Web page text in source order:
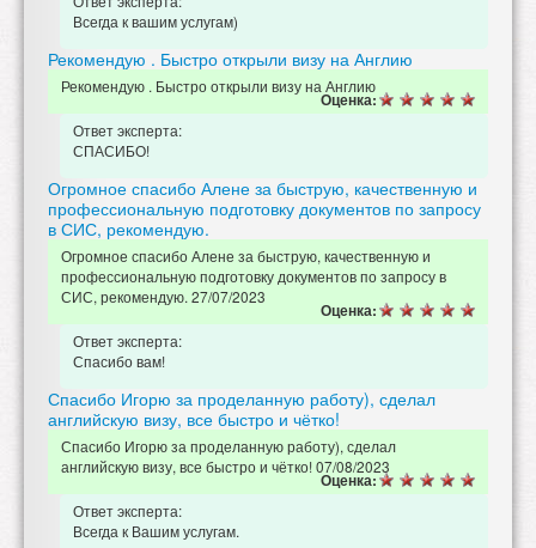
Всегда к вашим услугам)
Рекомендую . Быстро открыли визу на Англию
Рекомендую . Быстро открыли визу на Англию
Оценка:
Ответ эксперта:
СПАСИБО!
Огромное спасибо Алене за быструю, качественную и
профессиональную подготовку документов по запросу
в СИС, рекомендую.
Огромное спасибо Алене за быструю, качественную и
профессиональную подготовку документов по запросу в
СИС, рекомендую. 27/07/2023
Оценка:
Ответ эксперта:
Спасибо вам!
Спасибо Игорю за проделанную работу), сделал
английскую визу, все быстро и чётко!
Спасибо Игорю за проделанную работу), сделал
английскую визу, все быстро и чётко! 07/08/2023
Оценка:
Ответ эксперта:
Всегда к Вашим услугам.